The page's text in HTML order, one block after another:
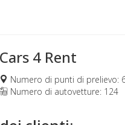
Cars 4 Rent
Numero di punti di prelievo:
Numero di autovetture: 124